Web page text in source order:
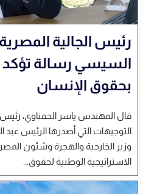
رئيس الجالية
السيسي رسالة تؤكد
بحقوق الإنسان
قال المهندس ياسر الحفناوي، رئيس
التوجيهات التي أصدرها الرئيس
وزير الخارجية والهجرة وشئون
الاستراتيجية الوطنية لحقوق...